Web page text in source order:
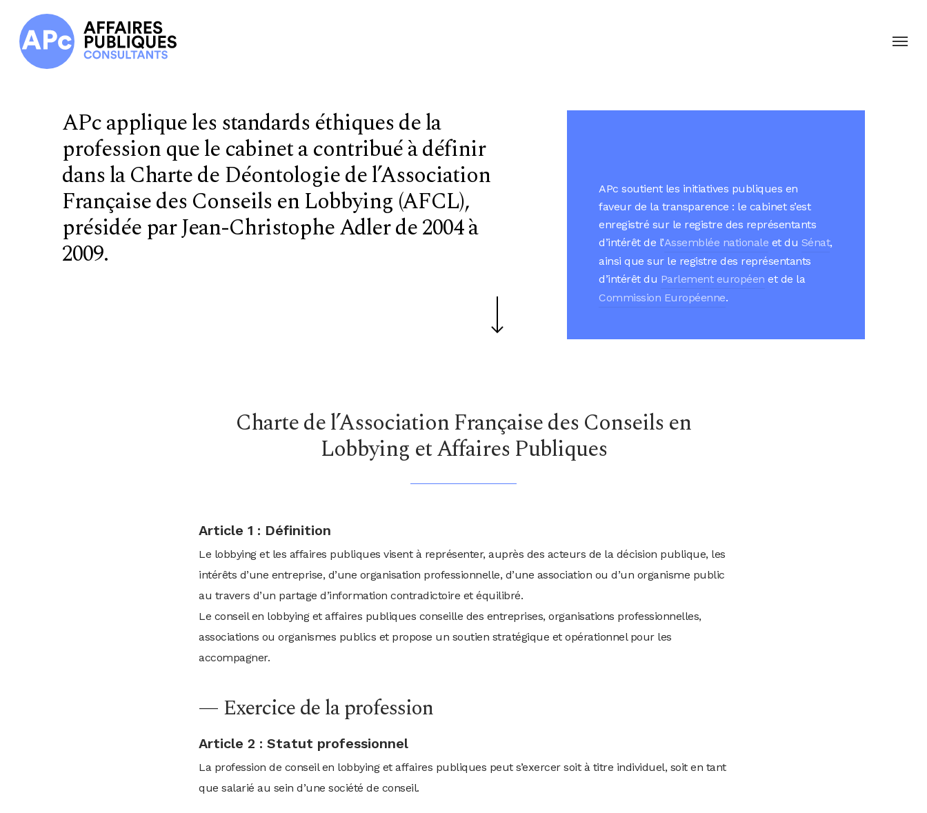
main
content
APc applique les standards éthiques de la
profession que le cabinet a contribué à définir
dans la Charte de Déontologie de l’Association
Française des Conseils en Lobbying (AFCL),
présidée par Jean-Christophe Adler de 2004 à
2009.
APc soutient les initiatives publiques en
faveur de la transparence : le cabinet s’est
enregistré sur le registre des représentants
d’intérêt de l’Assemblée nationale et du Sénat,
ainsi que sur le registre des représentants
d’intérêt du Parlement européen et de la
Commission Européenne.
Charte de l’Association Française des Conseils en
Lobbying et Affaires Publiques
Article 1 : Définition
Le lobbying et les affaires publiques visent à représenter, auprès des acteurs de la décision publique, les
intérêts d’une entreprise, d’une organisation professionnelle, d’une association ou d’un organisme public
au travers d’un partage d’information contradictoire et équilibré.
Le conseil en lobbying et affaires publiques conseille des entreprises, organisations professionnelles,
associations ou organismes publics et propose un soutien stratégique et opérationnel pour les
accompagner.
— Exercice de la profession
Article 2 : Statut professionnel
La profession de conseil en lobbying et affaires publiques peut s’exercer soit à titre individuel, soit en tant
que salarié au sein d’une société de conseil.